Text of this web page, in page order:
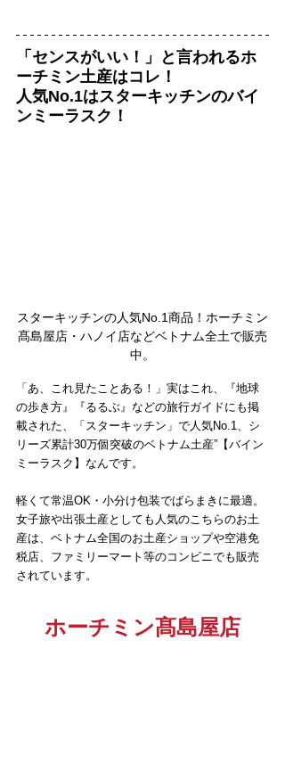
「センスがいい！」と言われるホ
ーチミン土産はコレ！
人気No.1はスターキッチンのバイ
ンミーラスク！
スターキッチンの人気No.1商品！ホーチミン
髙島屋店・ハノイ店などベトナム全土で販売
中。
「あ、これ見たことある！」実はこれ、『地球
の歩き方』『るるぶ』などの旅行ガイドにも掲
載された、「スターキッチン」で人気No.1、シ
リーズ累計30万個突破のベトナム土産”【バイン
ミーラスク】なんです。
軽くて常温OK・小分け包装でばらまきに最適。
女子旅や出張土産としても人気のこちらのお土
産は、ベトナム全国のお土産ショップや空港免
税店、ファミリーマート等のコンビニでも販売
されています。
ホーチミン髙島屋店